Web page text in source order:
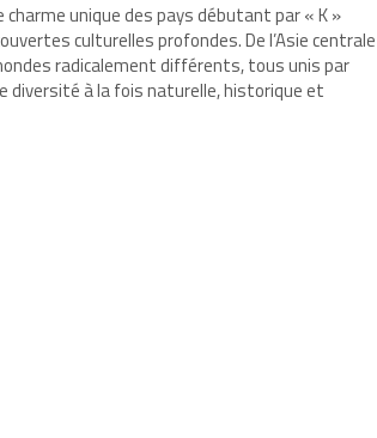
charme unique des pays débutant par « K »
culturelles profondes. De l’Asie centrale
radicalement différents, tous unis par
diversité à la fois naturelle, historique et